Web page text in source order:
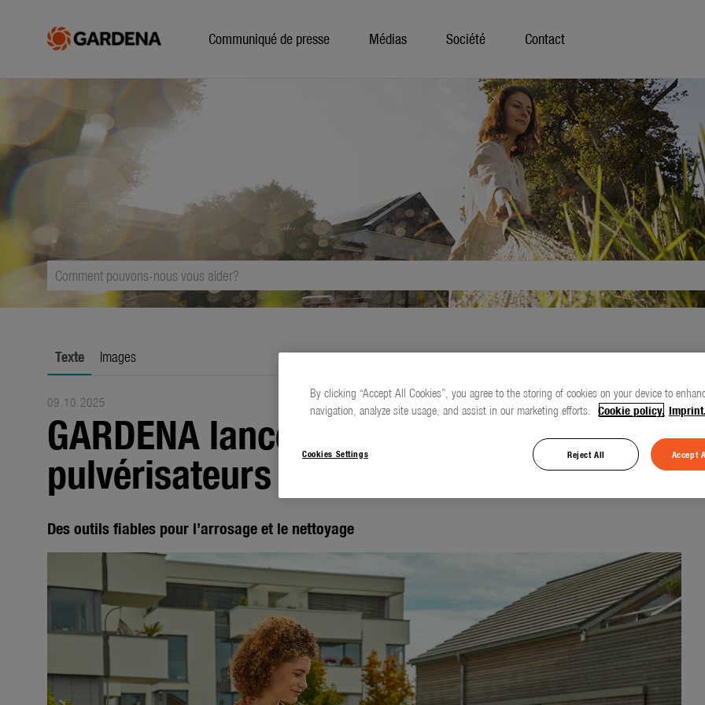
Communiqué de presse Médias Société Contact
Texte Images
09.10.2025
GARDENA lance la nouvelle gamme de
pulvérisateurs classic
Des outils fiables pour l’arrosage et le nettoyage
By clicking “Accept All Cookies”, you agree to the storing of cookies on your device to
navigation, analyze site usage, and assist in our marketing efforts. Cookie policy. Imprint.
Cookies Settings Reject All Accept